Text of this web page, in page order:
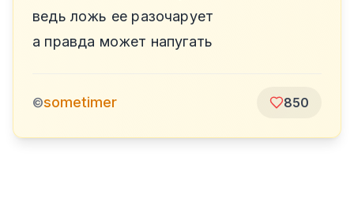
ведь ложь ее разочарует
а правда может напугать
©sometimer 850